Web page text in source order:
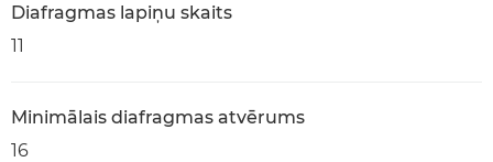
Diafragmas lapiņu skaits
11
Minimālais diafragmas atvērums
16